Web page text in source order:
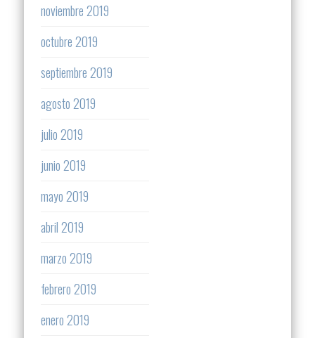
noviembre 2019
octubre 2019
septiembre 2019
agosto 2019
julio 2019
junio 2019
mayo 2019
abril 2019
marzo 2019
febrero 2019
enero 2019